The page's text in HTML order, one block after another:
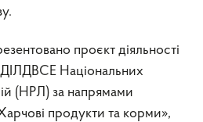
проєкт діяльності
Національних
(НРЛ) за напрямами
продукти та корми»,